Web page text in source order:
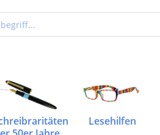
Lesehilfen